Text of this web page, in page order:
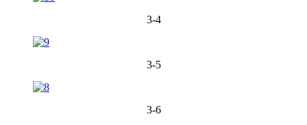
3-4
3-5
3-6